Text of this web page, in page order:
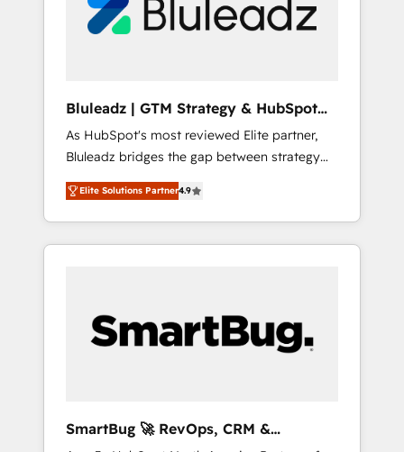
部・グループ会社・部門が分立する組織で、デ
ータと業務プロセスのサイロ化を、CRMを軸と
ら、GTMの見える化・自動化まで。全Hub統合
運用、データ品質設計、グループ横断のCRM統
合に対応します。 2️⃣ AIエージェント組織構築
営業・マーケティング業務の一部をAIが自律実
行する組織への移行を設計・実装。Breeze・
Claude等をHubSpotと連携させ、役割定義・運
用ルール・成果指標まで含めて設計します。 3️⃣
PMOとして主導。「設定の代行ではなく、設計
の責任」を引き受け、部門横断の統合・浸透・
Hubで一体提供。 ▸ 既存CRM・MAからの移行
支援：Salesforce・Marketo・Pardot等からの
Bluleadz | GTM Strategy & HubSpot
Implementation
As HubSpot's most reviewed Elite partner,
Bluleadz bridges the gap between strategy
and execution. We don't just "set up tools" —
we install the GTM Operating System (GTM
OS) to align your leadership and engineer a
portal that drives predictable revenue
and Story to stop "accelerating a mess." ⚙️
Elite Engineering & AI Scalable Architecture:
agents, and high-integrity migrations for total
Elite Solutions Partner4.9
SmartBug 🚀 RevOps, CRM &
Integration Experts